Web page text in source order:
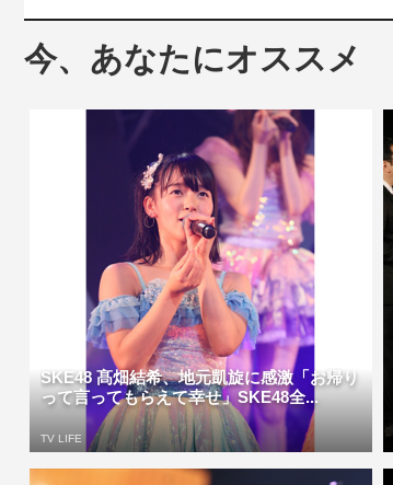
今、あなたにオススメ
SKE48 髙畑結希、地元凱旋に感激「お帰り
って言ってもらえて幸せ」SKE48全...
TV LIFE